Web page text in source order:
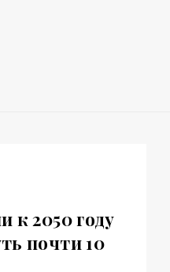
к 2050 году
почти 10